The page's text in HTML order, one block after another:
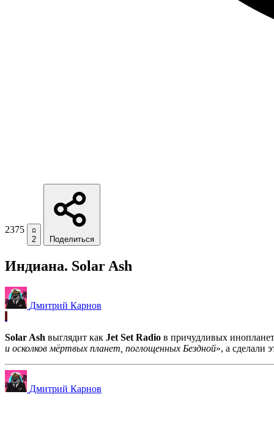
2375
2 Поделиться
Индиана. Solar Ash
Дмитрий Карнов
Solar Ash выглядит как Jet Set Radio в причудливых
и осколков мёртвых планет, поглощенных Бездной», а сделали
Дмитрий Карнов